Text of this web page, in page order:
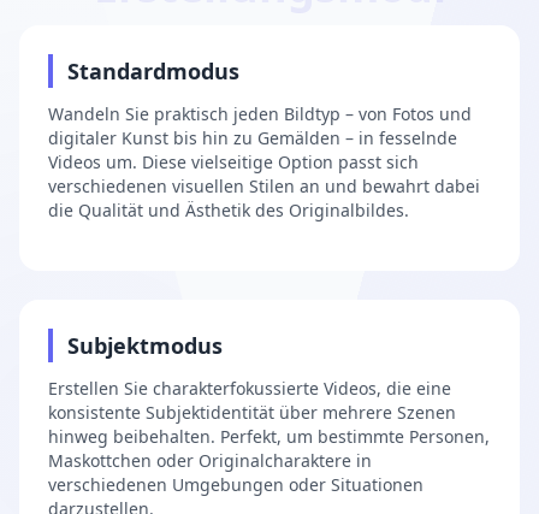
Standardmodus
Wandeln Sie praktisch jeden Bildtyp – von Fotos und
digitaler Kunst bis hin zu Gemälden – in fesselnde
Videos um. Diese vielseitige Option passt sich
verschiedenen visuellen Stilen an und bewahrt dabei
die Qualität und Ästhetik des Originalbildes.
Subjektmodus
Erstellen Sie charakterfokussierte Videos, die eine
konsistente Subjektidentität über mehrere Szenen
hinweg beibehalten. Perfekt, um bestimmte Personen,
Maskottchen oder Originalcharaktere in
verschiedenen Umgebungen oder Situationen
darzustellen.